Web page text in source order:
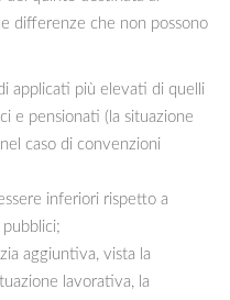
differenze che non possono
applicati più elevati di quelli
e pensionati (la situazione
caso di convenzioni
inferiori rispetto a
aggiuntiva, vista la
lavorativa, la